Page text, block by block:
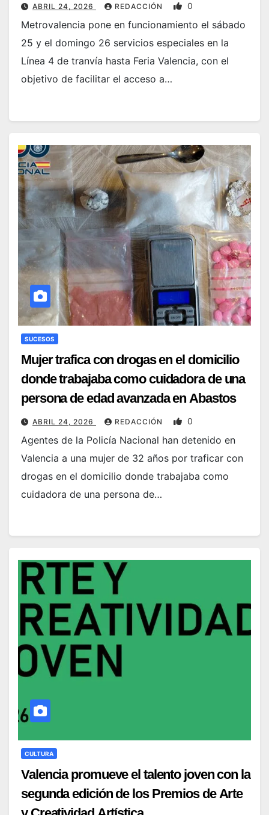
ABRIL 24, 2026 REDACCIÓN 0
Metrovalencia pone en funcionamiento el sábado
25 y el domingo 26 servicios especiales en la
Línea 4 de tranvía hasta Feria Valencia, con el
objetivo de facilitar el acceso a…
SUCESOS
Mujer trafica con drogas en el domicilio
donde trabajaba como cuidadora de una
persona de edad avanzada en Abastos
ABRIL 24, 2026 REDACCIÓN 0
Agentes de la Policía Nacional han detenido en
Valencia a una mujer de 32 años por traficar con
drogas en el domicilio donde trabajaba como
cuidadora de una persona de…
CULTURA
Valencia promueve el talento joven con la
segunda edición de los Premios de Arte